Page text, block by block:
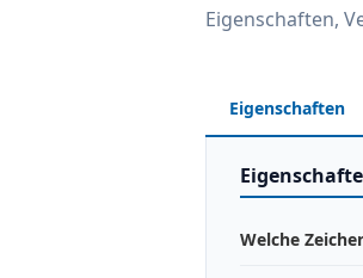
Eigenschaften,
Eigenschaften
Welche